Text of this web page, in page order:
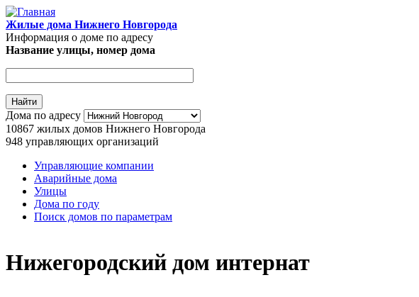
Перейти к основному содержанию
Жилые дома Нижнего Новгорода
Информация о доме по адресу
Адрес дома
Название улицы, номер дома
Дома по адресу
10867 жилых домов Нижнего Новгорода
948 управляющих организаций
Главное меню
Управляющие компании
Аварийные дома
Улицы
Дома по году
Поиск домов по параметрам
Нижегородский дом интернат